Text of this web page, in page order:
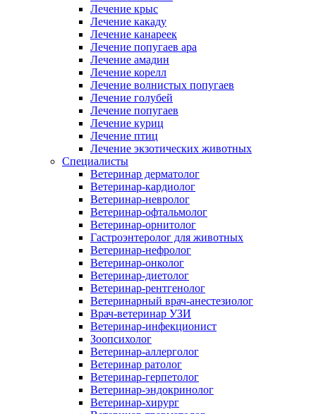
Лечение крыс
Лечение какаду
Лечение канареек
Лечение попугаев ара
Лечение амадин
Лечение корелл
Лечение волнистых попугаев
Лечение голубей
Лечение попугаев
Лечение куриц
Лечение птиц
Лечение экзотических животных
Специалисты
Ветеринар дерматолог
Ветеринар-кардиолог
Ветеринар-невролог
Ветеринар-офтальмолог
Ветеринар-орнитолог
Гастроэнтеролог для животных
Ветеринар-нефролог
Ветеринар-онколог
Ветеринар-диетолог
Ветеринар-рентгенолог
Ветеринарный врач-анестезиолог
Врач-ветеринар УЗИ
Ветеринар-инфекционист
Зоопсихолог
Ветеринар-аллерголог
Ветеринар ратолог
Ветеринар-герпетолог
Ветеринар-эндокринолог
Ветеринар-хирург